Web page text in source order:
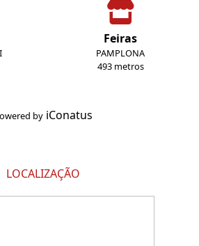
Feiras
PAMPLONA
493 metros
by iConatus
LOCALIZAÇÃO